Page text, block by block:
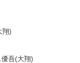
翔)
吾(大翔)